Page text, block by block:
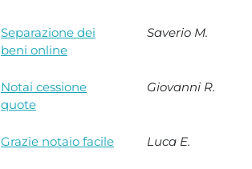
Separazione dei
beni online
Saverio M.
Notai cessione
quote
Giovanni R.
Grazie notaio facile Luca E.